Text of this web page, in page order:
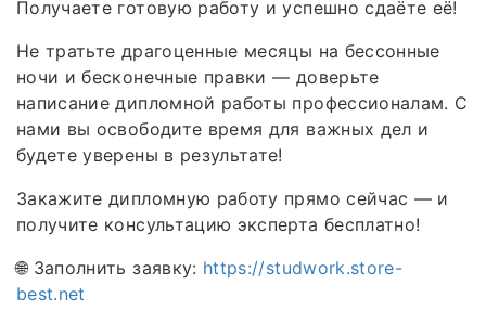
Получаете готовую работу и успешно сдаёте её!
Не тратьте драгоценные месяцы на бессонные
ночи и бесконечные правки — доверьте
написание дипломной работы профессионалам. С
нами вы освободите время для важных дел и
будете уверены в результате!
Закажите дипломную работу прямо сейчас — и
получите консультацию эксперта бесплатно!
🌐 Заполнить заявку: https://studwork.store-
best.net